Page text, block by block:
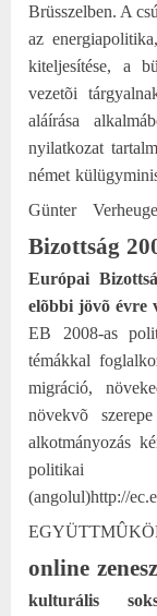
Brüsszelben. A
az
kiteljesítése, a
vezetõi
aláírása
nyilatkozat
német
Günter
Bizottság
Európai
elõbbi jövõ évre
EB 2008-as
témákkal
migráció,
növekvõ
alkotmányozás
(angolul)http://
online
kulturális